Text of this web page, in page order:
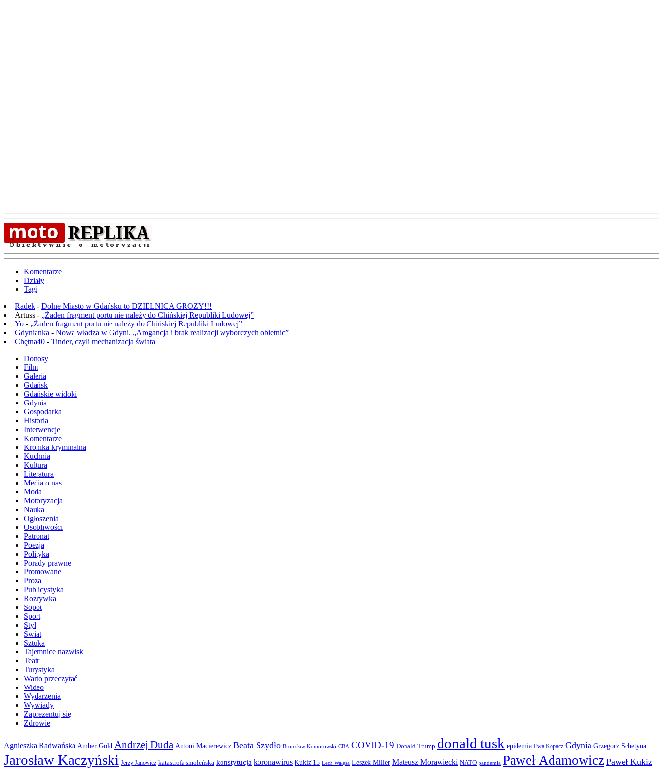
Komentarze
Działy
Tagi
Radek - Dolne Miasto w Gdańsku to DZIELNICA GROZY!!!
Artuss - „Żaden fragment portu nie należy do Chińskiej Republiki Ludowej”
Yo - „Żaden fragment portu nie należy do Chińskiej Republiki Ludowej”
Gdynianka - Nowa władza w Gdyni. „Arogancja i brak realizacji wyborczych obietnic”
Chętna40 - Tinder, czyli mechanizacja świata
Donosy
Film
Galeria
Gdańsk
Gdańskie widoki
Gdynia
Gospodarka
Historia
Interwencje
Komentarze
Kronika kryminalna
Kuchnia
Kultura
Literatura
Media o nas
Moda
Motoryzacja
Nauka
Ogłoszenia
Osobliwości
Patronat
Poezja
Polityka
Porady prawne
Promowane
Proza
Publicystyka
Rozrywka
Sopot
Sport
Styl
Świat
Sztuka
Tajemnice nazwisk
Teatr
Turystyka
Warto przeczytać
Wideo
Wydarzenia
Wywiady
Zaprezentuj się
Zdrowie
Agnieszka Radwańska Amber Gold Andrzej Duda Antoni Macierewicz Beata Szydło Bronisław Komorowski CBA COVID-19 Donald Trump donald tusk epidemia Ewa Kopacz Gdynia Grzegorz Schetyna
Jarosław Kaczyński Jerzy Janowicz katastrofa smoleńska konstytucja koronawirus Kukiz'15 Lech Wałęsa Leszek Miller Mateusz Morawiecki NATO pandemia Paweł Adamowicz Paweł Kukiz